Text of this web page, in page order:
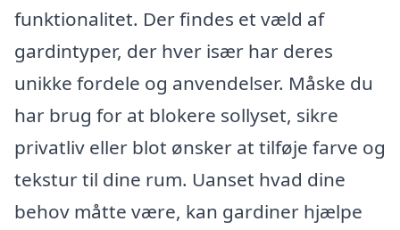
funktionalitet. Der findes et væld af
gardintyper, der hver især har deres
unikke fordele og anvendelser. Måske du
har brug for at blokere sollyset, sikre
privatliv eller blot ønsker at tilføje farve og
tekstur til dine rum. Uanset hvad dine
behov måtte være, kan gardiner hjælpe